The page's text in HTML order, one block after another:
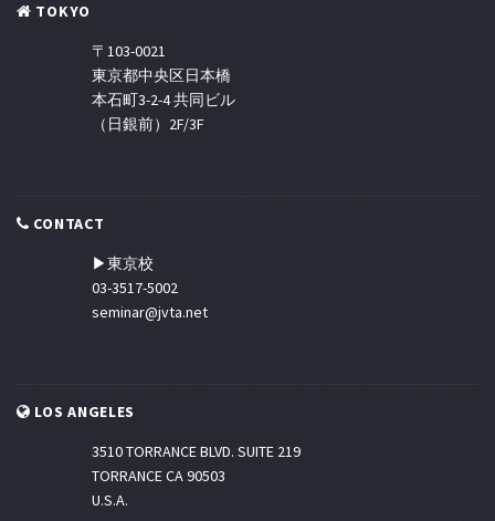
TOKYO
〒103-0021
東京都中央区日本橋
本石町3-2-4 共同ビル
（日銀前）2F/3F
CONTACT
▶東京校
03-3517-5002
seminar@jvta.net
LOS ANGELES
3510 TORRANCE BLVD. SUITE 219
TORRANCE CA 90503
U.S.A.